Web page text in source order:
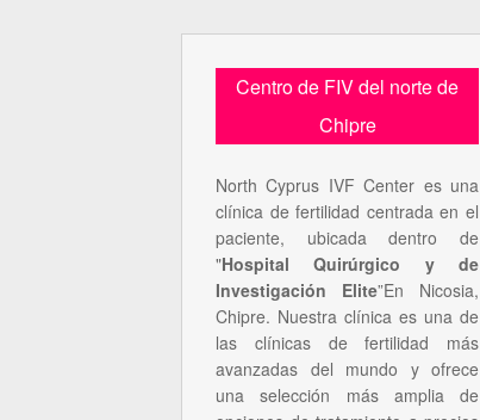
Centro de FIV del norte de
Chipre
North Cyprus IVF Center es una
clínica de fertilidad centrada en el
paciente, ubicada dentro de
"Hospital Quirúrgico y de
Investigación Elite”En Nicosia,
Chipre. Nuestra clínica es una de
las clínicas de fertilidad más
avanzadas del mundo y ofrece
una selección más amplia de